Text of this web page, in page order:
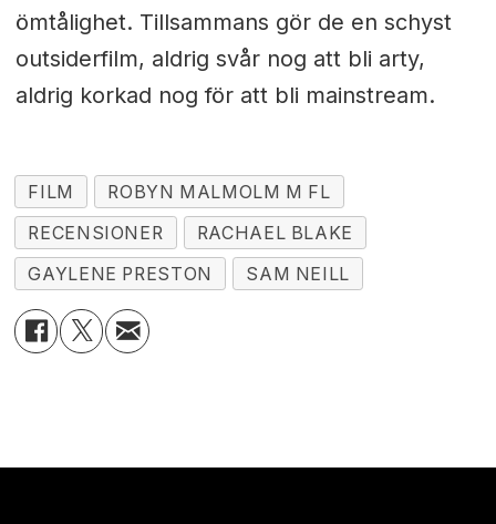
ömtålighet. Tillsammans gör de en schyst
outsiderfilm, aldrig svår nog att bli arty,
aldrig korkad nog för att bli mainstream.
FILM
ROBYN MALMOLM M FL
RECENSIONER
RACHAEL BLAKE
GAYLENE PRESTON
SAM NEILL